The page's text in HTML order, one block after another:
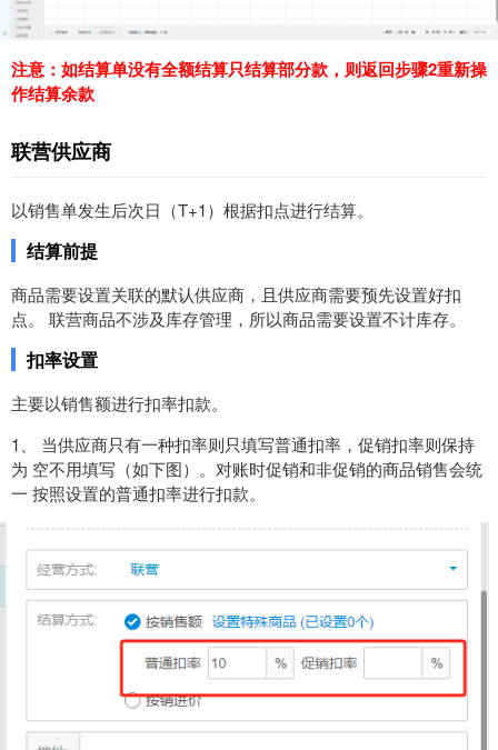
注意：如结算单没有全额结算只结算部分款，则返回步骤2重新操
作结算余款
联营供应商
以销售单发生后次日（T+1）根据扣点进行结算。
结算前提
商品需要设置关联的默认供应商，且供应商需要预先设置好扣
点。 联营商品不涉及库存管理，所以商品需要设置不计库存。
扣率设置
主要以销售额进行扣率扣款。
1、 当供应商只有一种扣率则只填写普通扣率，促销扣率则保持
为 空不用填写（如下图）。对账时促销和非促销的商品销售会统
一 按照设置的普通扣率进行扣款。